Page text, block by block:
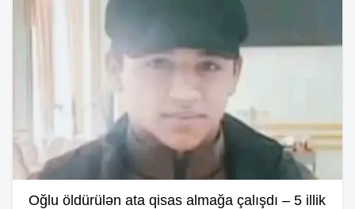
Oğlu öldürülən ata qisas almağa çalışdı – 5 illik